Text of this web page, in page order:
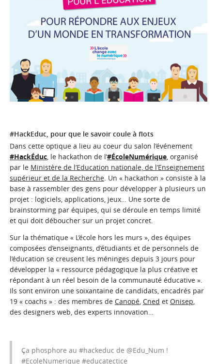
#HackEduc, pour que le savoir coule à flots
Dans cette optique a lieu au coeur du salon l’événement
#HackÉduc , le hackathon de l’#ÉcoleNumérique , organisé
par le Ministère de l’Education nationale, de l’Enseignement
supérieur et de la Recherche . Un « hackathon » consiste à la
base à rassembler des gens pour développer à plusieurs un
projet : logiciels, applications, jeux… Une sorte de
brainstorming par équipes, qui se déroule en temps limité
et qui doit déboucher sur un projet concret.
Sur la thématique « L’école hors les murs », des équipes
composées d’enseignants, d’étudiants et de personnels de
l’éducation se creusent les méninges depuis 3 jours pour
développer la « ressource pédagogique la plus créative et
répondant à un réel besoin de la communauté éducative ».
Ils sont environ une soixantaine de candidats, encadrés par
19 « coachs » : des membres de Canopé Cned et Onisep
des designers web, des experts innovation…
Ça phosphore au #hackeduc de @Edu_Num !
#EcoleNumerique #educatectice